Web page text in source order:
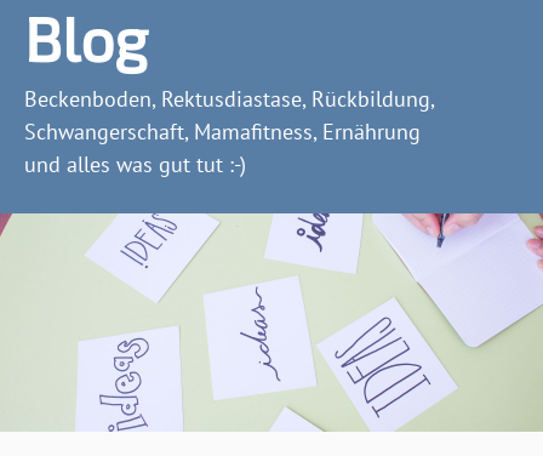
Blog
Beckenboden, Rektusdiastase, Rückbildung,
Schwangerschaft, Mamafitness, Ernährung
und alles was gut tut :-)